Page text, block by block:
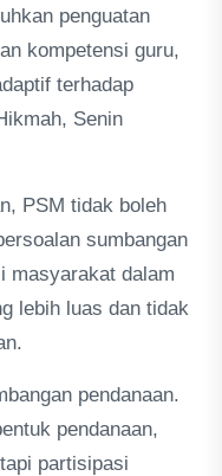
penguatan
kompetensi guru,
terhadap
Senin
PSM tidak boleh
sumbangan
masyarakat dalam
lebih luas dan tidak
pendanaan.
pendanaan,
partisipasi